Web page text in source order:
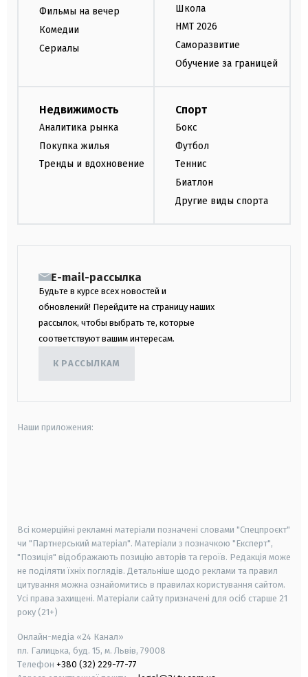
Фильмы на вечер
Комедии
Сериалы
Школа
НМТ 2026
Саморазвитие
Обучение за границей
Недвижимость
Аналитика рынка
Покупка жилья
Тренды и вдохновение
Спорт
Бокс
Футбол
Теннис
Биатлон
Другие виды спорта
E-mail-рассылка
Будьте в курсе всех новостей и
обновлений! Перейдите на страницу наших
рассылок, чтобы выбрать те, которые
соответствуют вашим интересам.
К РАССЫЛКАМ
Наши приложения:
Всі комерційні рекламні матеріали позначені словами "Спецпроєкт"
чи "Партнерський матеріал". Матеріали з позначкою "Експерт",
"Позиція" відображають позицію авторів та героїв. Редакція може
не поділяти їхніх поглядів. Детальніше щодо реклами та правил
цитування можна ознайомитись в правилах користування сайтом.
Усі права захищені. Матеріали сайту призначені для осіб старше 21
року (21+)
Онлайн-медіа «24 Канал»
пл. Галицька, буд. 15, м. Львів, 79008
Телефон +380 (32) 229-77-77